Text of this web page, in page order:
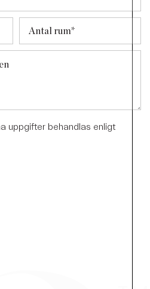
uppgifter behandlas enligt